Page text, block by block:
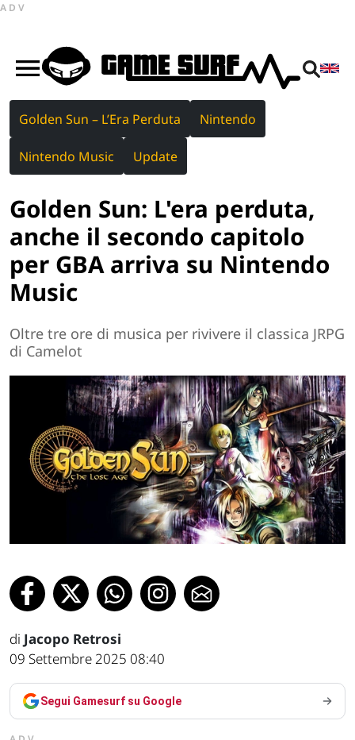
ADV
Golden Sun – L’Era Perduta Nintendo
Nintendo Music Update
Golden Sun: L'era perduta,
anche il secondo capitolo
per GBA arriva su Nintendo
Music
Oltre tre ore di musica per rivivere il classica JRPG
di Camelot
di Jacopo Retrosi
09 Settembre 2025 08:40
Segui Gamesurf su Google